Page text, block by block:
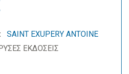
SAINT EXUPERY ANTOINE
ΕΚΔΟΣΕΙΣ